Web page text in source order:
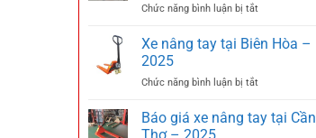
Chức năng bình luận bị tắtở
giá
nâng
tại
Xe nâng tay tại Biên Hòa –
2025
Chức năng bình luận bị tắtở
nâng
tay
Báo giá xe nâng tay tại Cần